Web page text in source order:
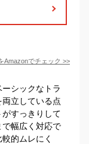
Amazonでチェック >>
シックなトラ
立している点
すっきりして
幅広く対応で
的ムレにく